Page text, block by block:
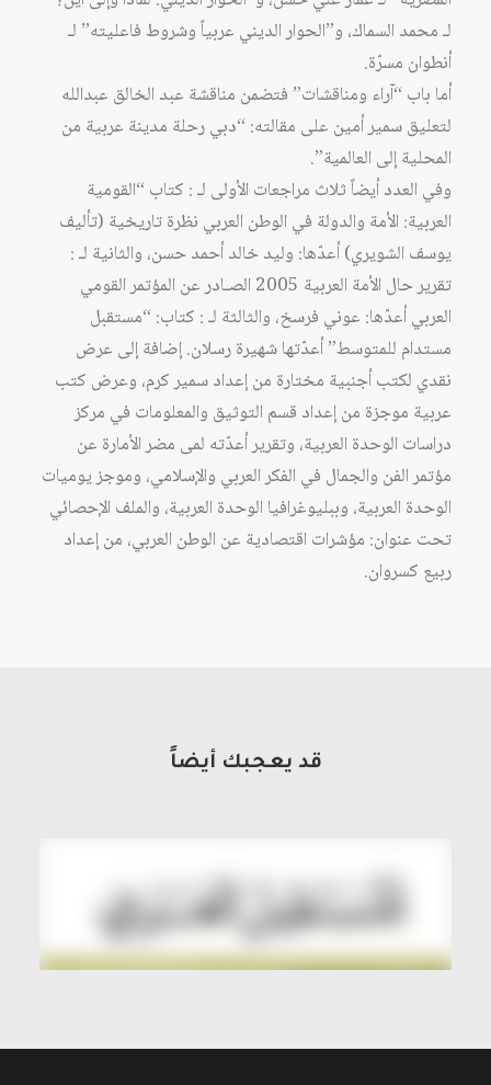
لـ محمد السماك، و”الحوار الديني عربياً وشروط فاعليته” لـ
أنطوان مسرّة.
أما باب “آراء ومناقشات” فتضمن مناقشة عبد الخالق عبدالله
لتعليق سمير أمين على مقالته: “دبي رحلة مدينة عربية من
المحلية إلى العالمية”.
وفي العدد أيضاً ثلاث مراجعات الأولى لـ : كتاب “القومية
العربية: الأمة والدولة في الوطن العربي نظرة تاريخية (تأليف
يوسف الشويري) أعدّها: وليد خالد أحمد حسن، والثانية لـ :
تقرير حال الأمة العربية 2005 الصـادر عن المؤتمر القومي
العربي أعدّها: عوني فرسخ، والثالثة لـ : كتاب: “مستقبل
مستدام للمتوسط” أعدّتها شهيرة رسلان. إضافة إلى عرض
نقدي لكتب أجنبية مختارة من إعداد سمير كرم، وعرض كتب
عربية موجزة من إعداد قسم التوثيق والمعلومات في مركز
دراسات الوحدة العربية، وتقرير أعدّته لمى مضر الأمارة عن
مؤتمر الفن والجمال في الفكر العربي والإسلامي، وموجز يوميات
الوحدة العربية، وببليوغرافيا الوحدة العربية، والملف الإحصائي
تحت عنوان: مؤشرات اقتصادية عن الوطن العربي، من إعداد
ربيع كسروان.
قد يعجبك أيضاً